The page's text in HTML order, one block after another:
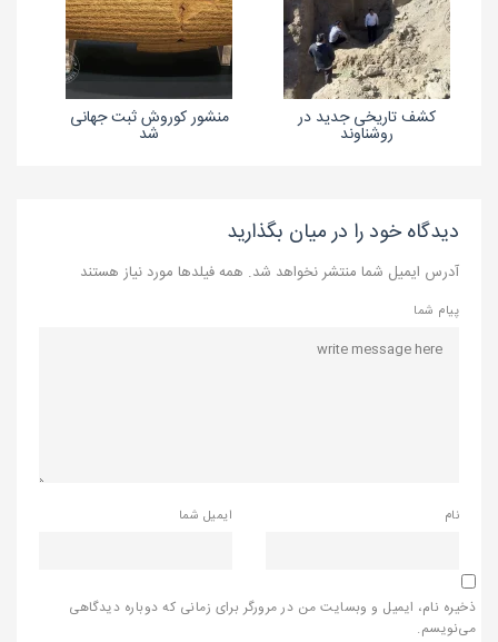
منشور کوروش ثبت جهانی
شد
کشف تاریخی جدید در
روشناوند
دیدگاه خود را در میان بگذارید
آدرس ایمیل شما منتشر نخواهد شد. همه فیلدها مورد نیاز هستند
پیام شما
نام ایمیل شما
ذخیره نام، ایمیل و وبسایت من در مرورگر برای زمانی که دوباره دیدگاهی
می‌نویسم.